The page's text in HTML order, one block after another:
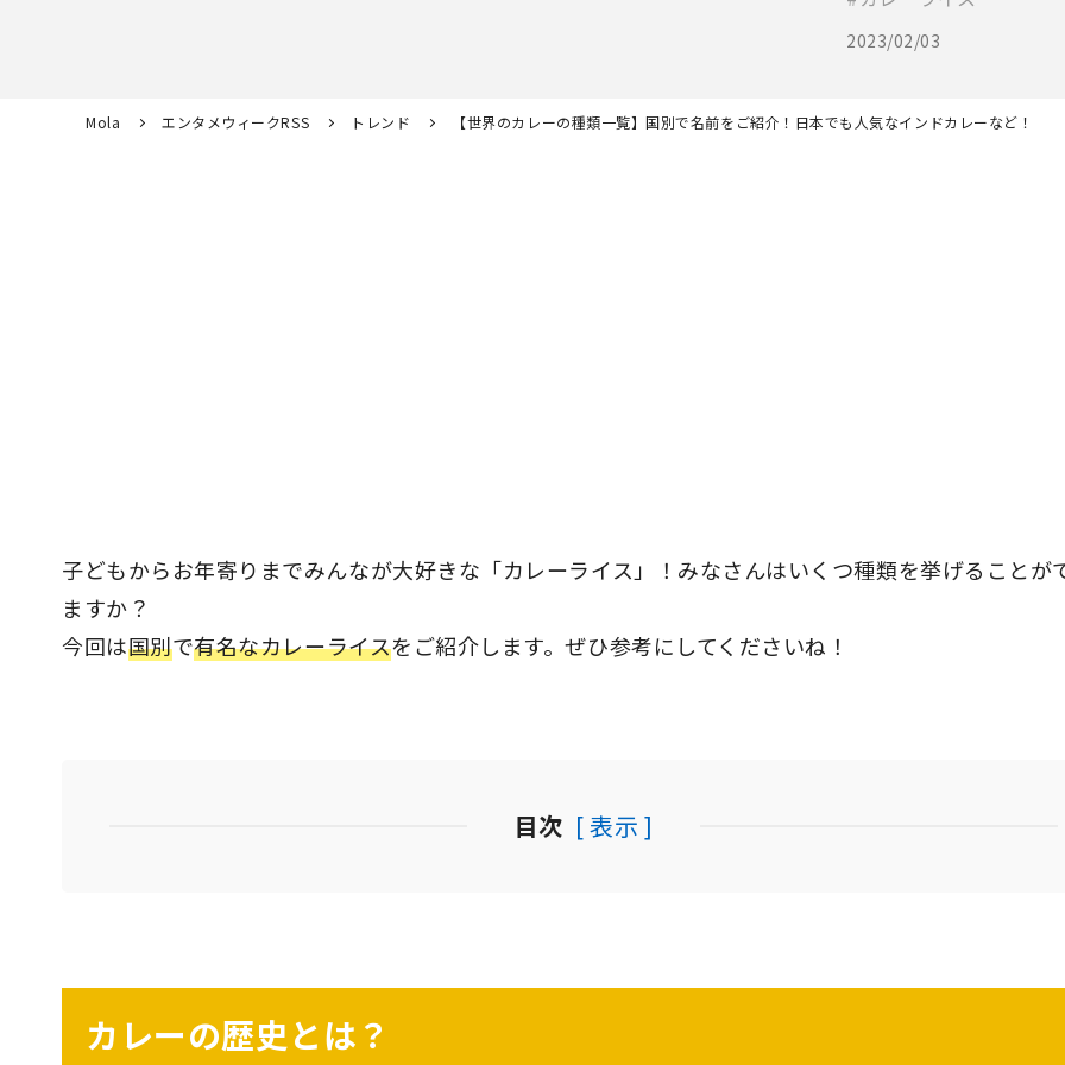
2023/02/03
Mola エンタメウィークRSS トレンド 【世界のカレーの種類一覧】国別で名前をご紹介！日本でも人気なインドカレーなど！
子どもからお年寄りまでみんなが大好きな「カレーライス」！みなさんはいくつ種類を挙げることが
ますか？
今回は国別で有名なカレーライスをご紹介します。ぜひ参考にしてくださいね！
目次 [ 表示 ]
カレーの歴史とは？